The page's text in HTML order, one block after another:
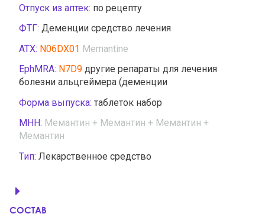
Отпуск из аптек: по рецепту
ФТГ: Деменции средство лечения
АТХ: N06DX01 Memantine
EphMRA: N7D9 другие репараты для лечения
болезни альцгеймера (деменции
Форма выпуска: таблеток набор
МНН: Мемантин + Мемантин + Мемантин +
Мемантин
Тип: Лекарственное средство
СОСТАВ